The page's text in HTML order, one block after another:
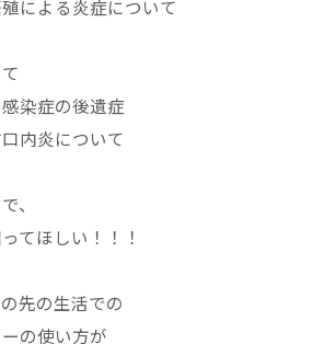
による炎症について
染症の後遺症
内炎について
、
てほしい！！！
先の生活での
の使い方が